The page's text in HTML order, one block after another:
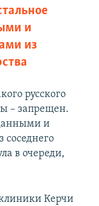
и
из
русского
– запрещен.
и
в очереди,
Керчи